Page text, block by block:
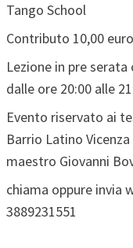
Tango School
Contributo 10,00 euro
Lezione in pre
dalle ore 20:00 alle
Evento riservato ai
Barrio Latino
maestro Giovanni
chiama oppure invia
3889231551